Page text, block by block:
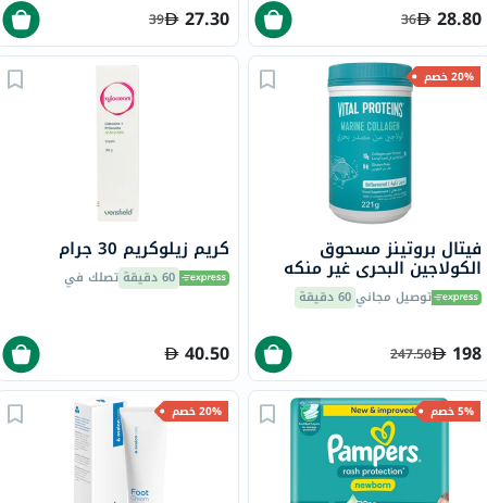
28.80
36
27.30
39
20% خصم
فيتال بروتينز مسحوق
الكولاجين البحري غير منكه
جرام توصيل مجاني60 دقيقة
198
247.50
كريم زيلوكريم 30 جرام
60 دقيقة تصلك في
40.50
5% خصم 20% خصم